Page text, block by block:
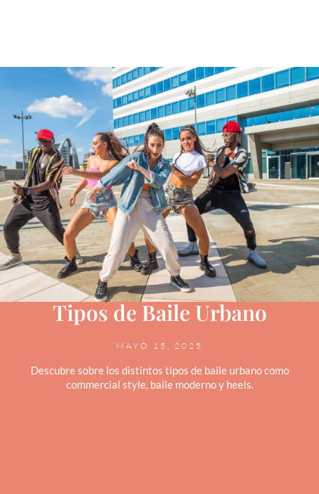
Tipos de Baile Urbano
MAYO 15, 2025
Descubre sobre los distintos tipos de baile urbano como
commercial style, baile moderno y heels.